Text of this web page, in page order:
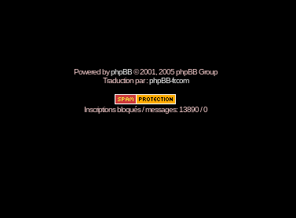
Powered byphpBB© 2001, 2005 phpBB Group
Traduction par :phpBB-fr.com
Inscriptions bloqués / messages: 13890 / 0